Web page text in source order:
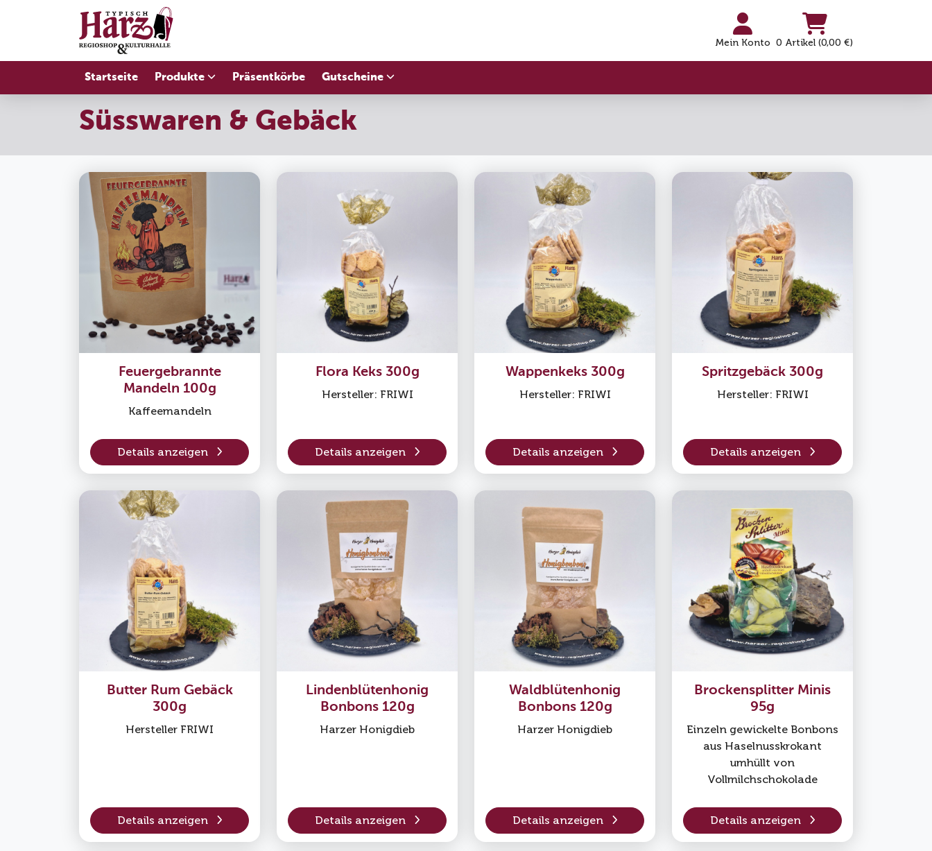
Mein Konto 0 Artikel (0,00 €)
Startseite Produkte Präsentkörbe Gutscheine
Süsswaren & Gebäck
Feuergebrannte
Mandeln 100g
Kaffeemandeln
Details anzeigen
Flora Keks 300g
Hersteller: FRIWI
Details anzeigen
Wappenkeks 300g
Hersteller: FRIWI
Details anzeigen
Spritzgebäck 300g
Hersteller: FRIWI
Details anzeigen
Butter Rum Gebäck
300g
Hersteller FRIWI
Details anzeigen
Lindenblütenhonig
Bonbons 120g
Harzer Honigdieb
Details anzeigen
Waldblütenhonig
Bonbons 120g
Harzer Honigdieb
Details anzeigen
Brockensplitter Minis
95g
Einzeln gewickelte Bonbons
aus Haselnusskrokant
umhüllt von
Vollmilchschokolade
Details anzeigen